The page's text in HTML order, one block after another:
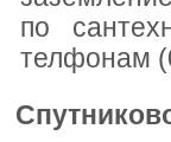
по
телфонам